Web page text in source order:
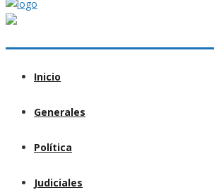
Inicio
Generales
Política
Judiciales